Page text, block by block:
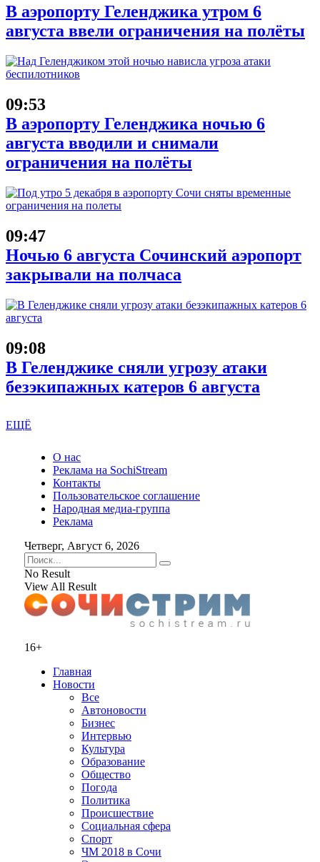
В аэропорту Геленджика утром 6
августа ввели ограничения на полёты
09:53
В аэропорту Геленджика ночью 6
августа вводили и снимали
ограничения на полёты
09:47
Ночью 6 августа Сочинский аэропорт
закрывали на полчаса
09:08
В Геленджике сняли угрозу атаки
безэкипажных катеров 6 августа
ЕЩЁ
О нас
Реклама на SochiStream
Контакты
Пользовательское соглашение
Народная медиа-группа
Реклама
Четверг, Август 6, 2026
No Result
View All Result
16+
Главная
Новости
Все
Автоновости
Бизнес
Интервью
Культура
Образование
Общество
Погода
Политика
Происшествие
Социальная сфера
Спорт
ЧМ 2018 в Сочи